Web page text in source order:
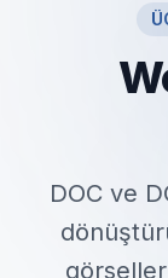
DOC ve